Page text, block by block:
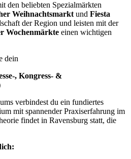
den beliebten Spezialmärkten
Weihnachtsmarktund Fiesta
der Region und leisten mit der
Wochenmärkte einen wichtigen
dein
, Kongress- &
verbindest du ein fundiertes
mit spannender Praxiserfahrung im
findet in Ravensburg statt, die